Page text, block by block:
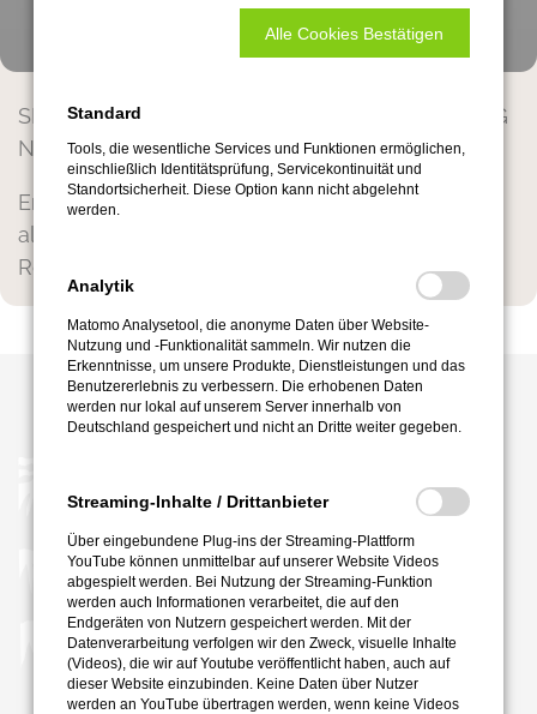
SPEISEKULTUREN IN BERLIN & BRANDENBURG
Nr. 01
Erhältlich seit dem 14.07.2016 - Abzuholen bei
allen MitMachern in diesem Magazin und der
RoC Botschaft, solange der Vorrat reicht.
Alle Cookies Bestätigen
Standard
Tools, die wesentliche Services und Funktionen ermöglichen,
einschließlich Identitätsprüfung, Servicekontinuität und
Standortsicherheit. Diese Option kann nicht abgelehnt
werden.
Analytik
Matomo Analysetool, die anonyme Daten über Website-
Nutzung und -Funktionalität sammeln. Wir nutzen die
Erkenntnisse, um unsere Produkte, Dienstleistungen und das
Benutzererlebnis zu verbessern. Die erhobenen Daten
werden nur lokal auf unserem Server innerhalb von
Deutschland gespeichert und nicht an Dritte weiter gegeben.
Streaming-Inhalte / Drittanbieter
Über eingebundene Plug-ins der Streaming-Plattform
YouTube können unmittelbar auf unserer Website Videos
abgespielt werden. Bei Nutzung der Streaming-Funktion
werden auch Informationen verarbeitet, die auf den
Endgeräten von Nutzern gespeichert werden. Mit der
Datenverarbeitung verfolgen wir den Zweck, visuelle Inhalte
(Videos), die wir auf Youtube veröffentlicht haben, auch auf
dieser Website einzubinden. Keine Daten über Nutzer
werden an YouTube übertragen werden, wenn keine Videos